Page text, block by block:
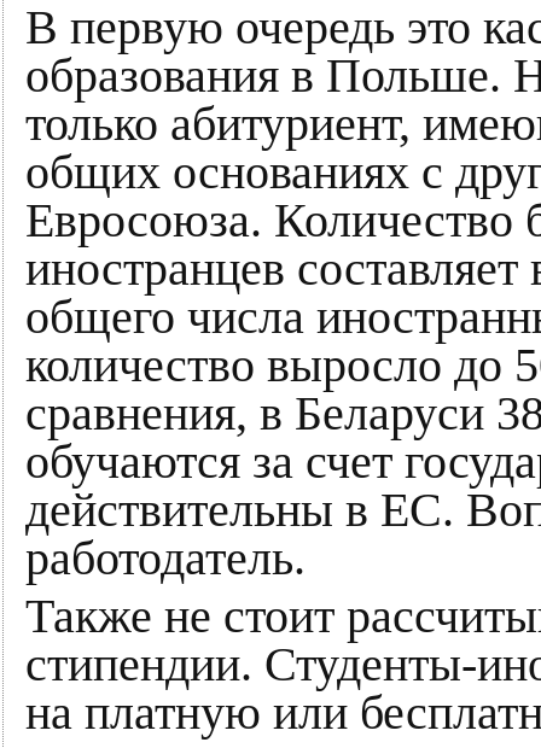
В первую очередь это
образования в Польше.
только абитуриент,
общих основаниях с
Евросоюза.
иностранцев
общего числа
количество выросло до
сравнения, в Беларуси
обучаются за счет
действительны в ЕС.
работодатель.
Также не стоит
стипендии. Студенты-
на платную или